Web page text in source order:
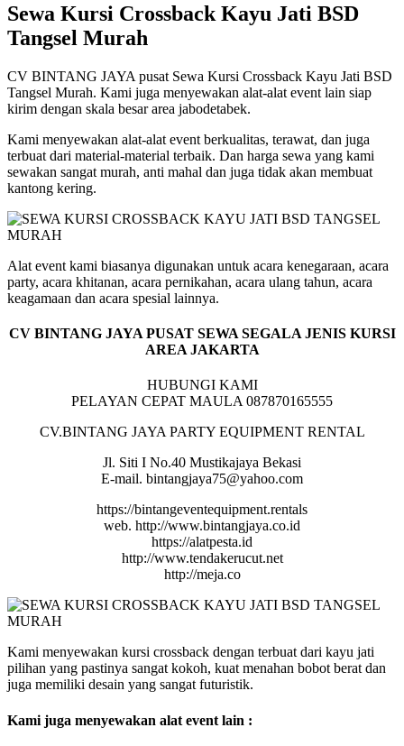
Sewa Kursi Crossback Kayu Jati BSD
Tangsel Murah
CV BINTANG JAYA pusat Sewa Kursi Crossback Kayu Jati BSD
Tangsel Murah. Kami juga menyewakan alat-alat event lain siap
kirim dengan skala besar area jabodetabek.
Kami menyewakan alat-alat event berkualitas, terawat, dan juga
terbuat dari material-material terbaik. Dan harga sewa yang kami
sewakan sangat murah, anti mahal dan juga tidak akan membuat
kantong kering.
Alat event kami biasanya digunakan untuk acara kenegaraan, acara
party, acara khitanan, acara pernikahan, acara ulang tahun, acara
keagamaan dan acara spesial lainnya.
CV BINTANG JAYA PUSAT SEWA SEGALA JENIS KURSI
AREA JAKARTA
HUBUNGI KAMI
PELAYAN CEPAT MAULA 087870165555
CV.BINTANG JAYA PARTY EQUIPMENT RENTAL
Jl. Siti I No.40 Mustikajaya Bekasi
E-mail. bintangjaya75@yahoo.com
https://bintangeventequipment.rentals
web. http://www.bintangjaya.co.id
https://alatpesta.id
http://www.tendakerucut.net
http://meja.co
Kami menyewakan kursi crossback dengan terbuat dari kayu jati
pilihan yang pastinya sangat kokoh, kuat menahan bobot berat dan
juga memiliki desain yang sangat futuristik.
Kami juga menyewakan alat event lain :